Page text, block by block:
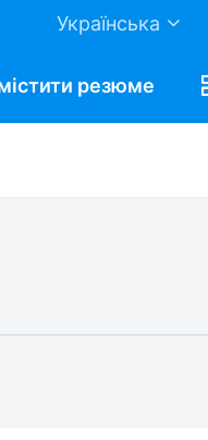
Українська
резюме